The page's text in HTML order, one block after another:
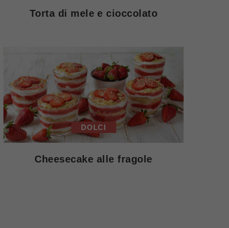
Torta di mele e cioccolato
DOLCI
Cheesecake alle fragole